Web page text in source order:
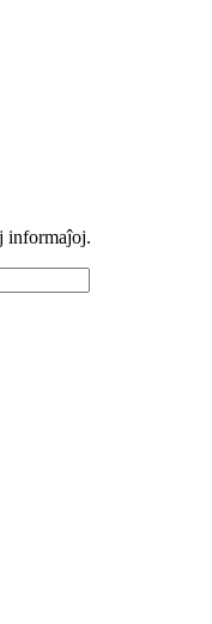
informaĵoj.